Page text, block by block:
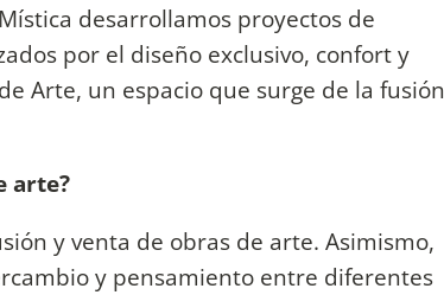
desarrollamos proyectos de
por el diseño exclusivo, confort y
Arte, un espacio que surge de la fusión
arte?
y venta de obras de arte. Asimismo,
y pensamiento entre diferentes